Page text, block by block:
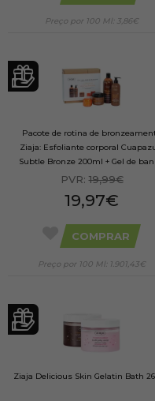
Preço por 100 Ml: 3,86€
Pacote de rotina de
Ziaja: Esfoliante corporal
Subtle Bronze 200ml + Gel de
500ml + Loção bronzeadora 300ml
PVR:19,99€
19,97€
COMPRAR
Preço por 100 Ml: 1.901,43€
Ziaja Delicious Skin Gelatin Bath